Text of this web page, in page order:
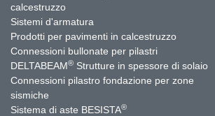
calcestruzzo
Sistemi d'armatura
Prodotti per pavimenti in calcestruzzo
Connessioni bullonate per pilastri
DELTABEAM® Strutture in spessore di solaio
Connessioni pilastro fondazione per zone
sismiche
Sistema di aste BESISTA®